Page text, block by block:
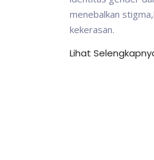
menebalkan
kekerasan.
Lihat